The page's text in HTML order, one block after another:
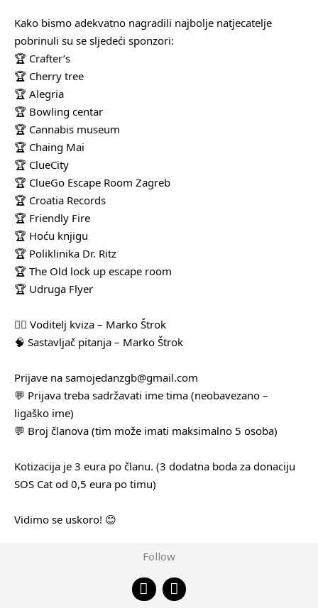
Kako bismo adekvatno nagradili najbolje natjecatelje
pobrinuli su se sljedeći sponzori:
🏆 Crafter’s
🏆 Cherry tree
🏆 Alegria
🏆 Bowling centar
🏆 Cannabis museum
🏆 Chaing Mai
🏆 ClueCity
🏆 ClueGo Escape Room Zagreb
🏆 Croatia Records
🏆 Friendly Fire
🏆 Hoću knjigu
🏆 Poliklinika Dr. Ritz
🏆 The Old lock up escape room
🏆 Udruga Flyer
🧛‍♂️ Voditelj kviza – Marko Štrok
🧠 Sastavljač pitanja – Marko Štrok
Prijave na samojedanzgb@gmail.com
💬 Prijava treba sadržavati ime tima (neobavezano –
ligaško ime)
💬 Broj članova (tim može imati maksimalno 5 osoba)
Kotizacija je 3 eura po članu. (3 dodatna boda za donaciju
SOS Cat od 0,5 eura po timu)
Vidimo se uskoro! 😊
Follow
F
a
I
n